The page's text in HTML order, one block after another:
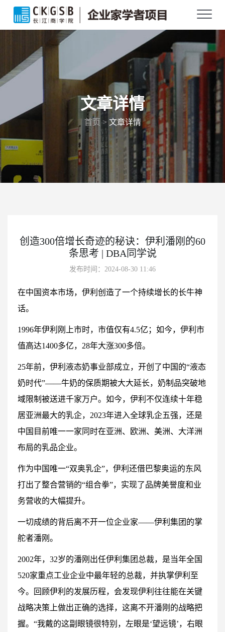
文章详情
首页 > 文章详情
创造300倍增长奇迹的秘诀：伊利潘刚的60
条思考 | DBA同学说
发布时间：2024-08-30 11:46
在中国资本市场，伊利创造了一个持续增长的长牛神
话。
1996年伊利刚上市时，市值仅有4.5亿；如今，伊利市
值高达1400多亿，28年大涨300多倍。
25年前，伊利液态奶事业部成立，开创了中国的“液态
奶时代”——牛奶的保质期被大大延长，奶制品突破地
域限制被送进千家万户。如今，伊利不仅连续十年稳
居亚洲最大的乳企，2023年进入全球乳企五强，还是
中国目前唯一一家同时在亚洲、欧洲、美洲、大洋洲
布局的乳品企业。
作为中国唯一“双奥乳企”，伊利还借巴黎奥运的东风
打出了整合营销的“组合拳”，实现了品牌美誉度和业
务营收的大幅提升。
一切成绩的背后离不开一位企业家——伊利集团的掌
舵者潘刚。
2002年，32岁的潘刚出任伊利集团总裁，是当年全国
520家重点工业企业中最年轻的总裁，并执掌伊利至
今。回顾伊利的发展历程，会发现伊利往往能在关键
战略决策上做出正确的选择，这离不开潘刚的战略把
握。“我戴的这副眼镜很特别，左眼是‘望远镜’，右眼